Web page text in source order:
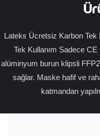
Lateks Ücretsiz Karbon Tek
Tek Kullanım Sadece
alüminyum burun klipsli
sağlar. Maske hafif ve
katmandan